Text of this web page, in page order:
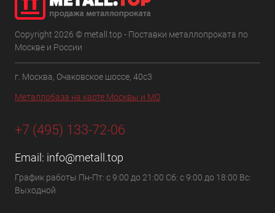
Copyright 2026 © metall.top - Поставки металлопроката по
Москве и России
г. Москва, Очаковское шоссе, 40с3
Металлобаза на карте Москвы и МО
+7 (495) 133-72-06
Email: info@metall.top
График работы Пн-Пт: с 9:00 до 21:00 Сб: с 9:00 до 18:00 Вс:
Выходной